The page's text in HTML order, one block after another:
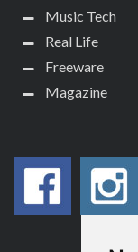
Music Tech
Real Life
Freeware
Magazine